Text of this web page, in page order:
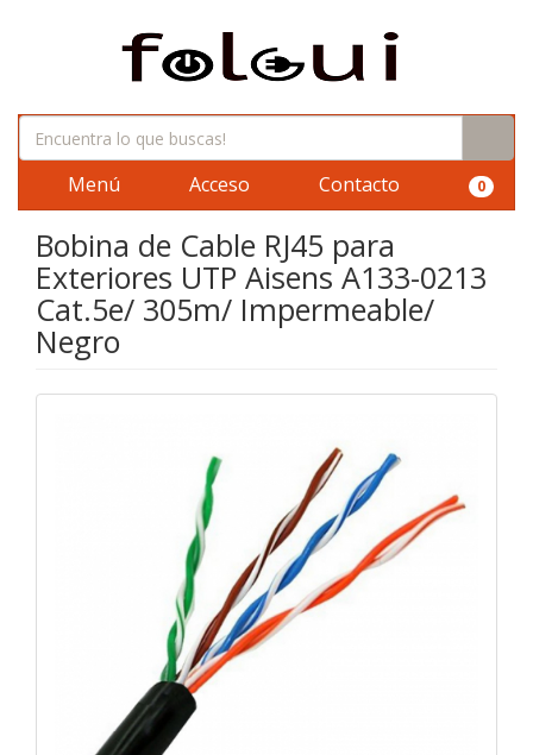
Menú Acceso Contacto 0
Bobina de Cable RJ45 para
Exteriores UTP Aisens A133-0213
Cat.5e/ 305m/ Impermeable/
Negro